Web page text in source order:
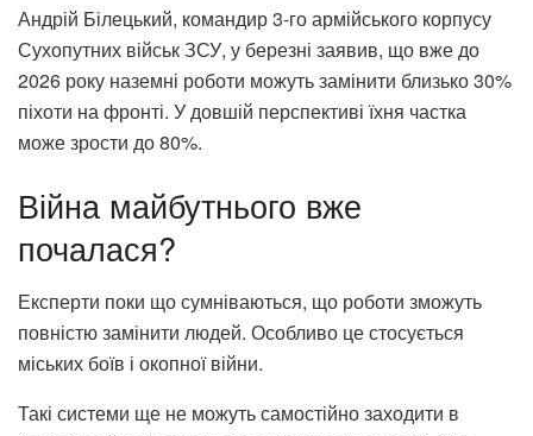
Андрій Білецький, командир 3-го армійського корпусу
Сухопутних військ ЗСУ, у березні заявив, що вже до
2026 року наземні роботи можуть замінити близько 30%
піхоти на фронті. У довшій перспективі їхня частка
може зрости до 80%.
Війна майбутнього вже
почалася?
Експерти поки що сумніваються, що роботи зможуть
повністю замінити людей. Особливо це стосується
міських боїв і окопної війни.
Такі системи ще не можуть самостійно заходити в